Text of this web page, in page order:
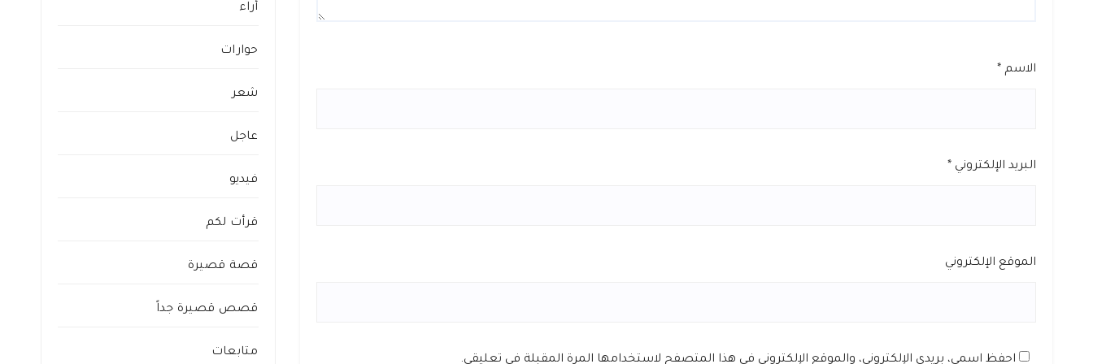
الاسم *
البريد الإلكتروني *
الموقع الإلكتروني
احفظ اسمي، بريدي الإلكتروني، والموقع الإلكتروني في هذا المتصفح لاستخدامها المرة المقبلة في تعليقي.
أراء
حوارات
شعر
عاجل
فيديو
قرأت لكم
قصة قصيرة
قصص قصيرة جداً
متابعات